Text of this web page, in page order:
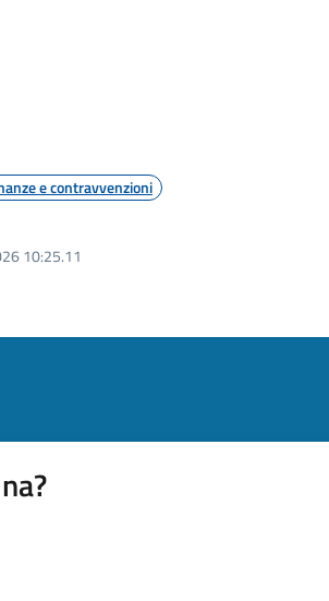
e contravvenzioni
10:25.11